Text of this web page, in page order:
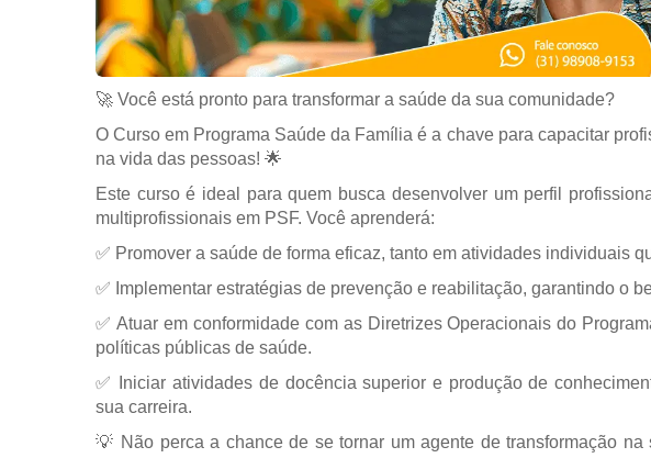
🚀 Você está pronto para transformar a saúde da sua comunidade?
O Curso em Programa Saúde da Família é a chave para capacitar
na vida das pessoas! 🌟
Este curso é ideal para quem busca desenvolver um perfil
multiprofissionais em PSF. Você aprenderá:
✅ Promover a saúde de forma eficaz, tanto em atividades individuais
✅ Implementar estratégias de prevenção e reabilitação, garantindo o
✅ Atuar em conformidade com as Diretrizes Operacionais do
políticas públicas de saúde.
✅ Iniciar atividades de docência superior e produção de
sua carreira.
💡 Não perca a chance de se tornar um agente de transformação